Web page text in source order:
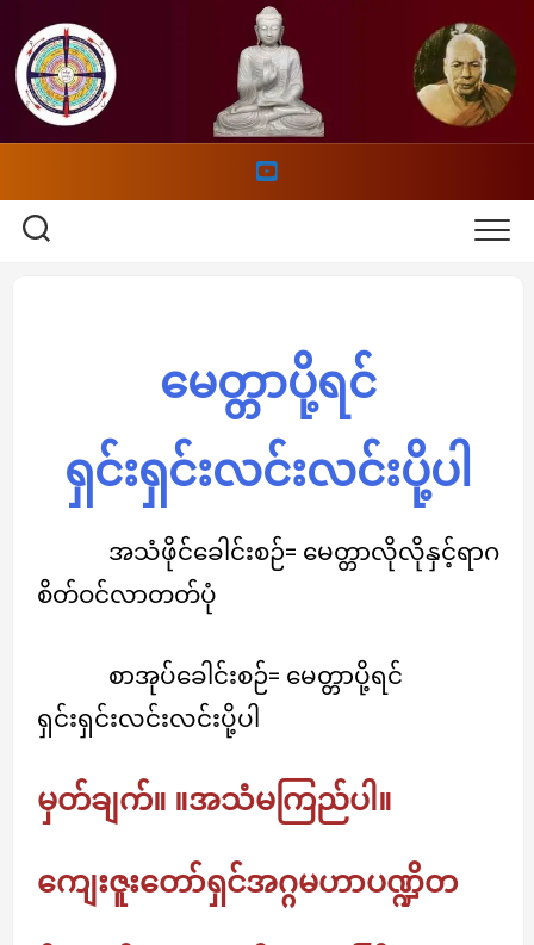
content
မေတ္တာပို့ရင်
ရှင်းရှင်းလင်းလင်းပို့ပါ
အသံဖိုင်ခေါင်းစဉ်= မေတ္တာလိုလိုနှင့်ရာဂ
စိတ်ဝင်လာတတ်ပုံ
စာအုပ်ခေါင်းစဉ်= မေတ္တာပို့ရင်
ရှင်းရှင်းလင်းလင်းပို့ပါ
မှတ်ချက်။ ။အသံမကြည်ပါ။
ကျေးဇူးတော်ရှင်အဂ္ဂမဟာပဏ္ဍိတ